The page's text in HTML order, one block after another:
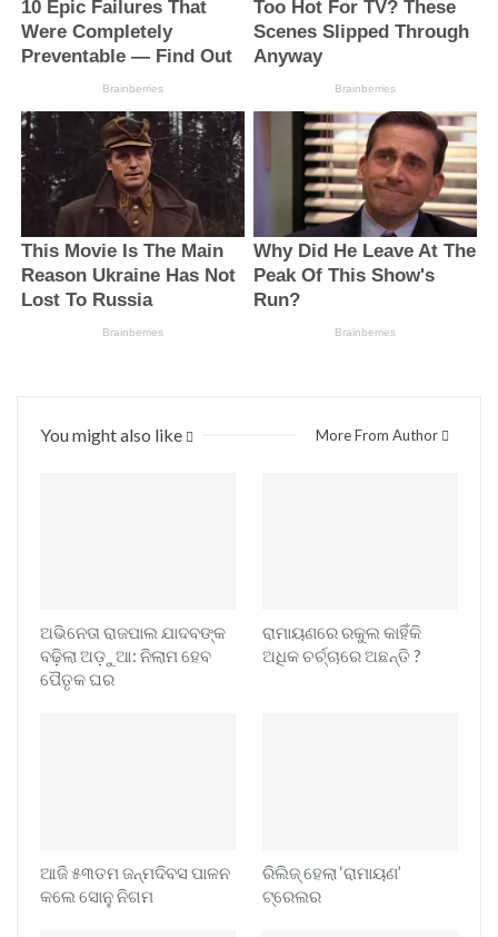
You might also like More From Author
ଅଭିନେତା ରାଜପାଲ ଯାଦବଙ୍କ
ବଢ଼ିଲା ଅଡ଼ୁଆ: ନିଲାମ ହେବ
ପୈତୃକ ଘର
ରାମାୟଣରେ ରକୁଲ କାହିଁକି
ଅଧିକ ଚର୍ଚ୍ଚାରେ ଅଛନ୍ତି ?
ଆଜି ୫୩ତମ ଜନ୍ମଦିବସ ପାଳନ
କଲେ ସୋନୁ ନିଗମ
ରିଲିଜ୍ ହେଲା ‘ରାମାୟଣ’
ଟ୍ରେଲର